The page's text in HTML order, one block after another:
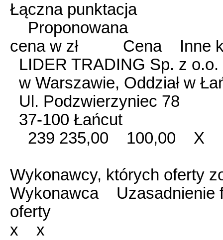
Łączna punktacja
Proponowana
cena w zł Cena Inne
LIDER TRADING Sp. z o.o.
w Warszawie, Oddział w
Ul. Podzwierzyniec 78
37-100 Łańcut
239 235,00 100,00 X
Wykonawcy, których oferty
Wykonawca Uzasadnienie
oferty
x x